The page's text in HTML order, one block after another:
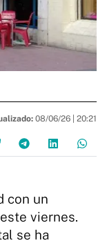
08/06/26 | 20:21
con un
viernes.
se ha